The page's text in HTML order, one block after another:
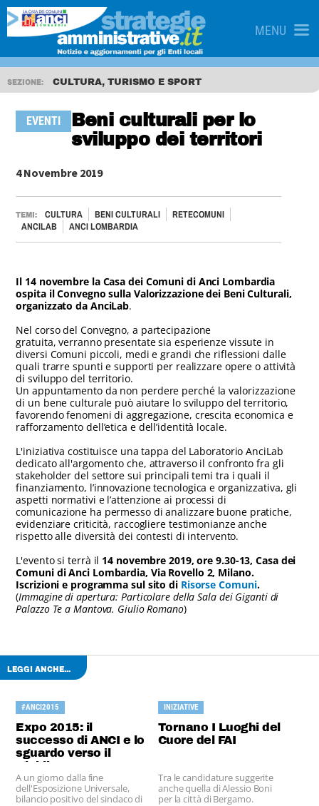
MENU
SEZIONE: CULTURA, TURISMO E SPORT
EVENTI
Beni culturali per lo
sviluppo dei territori
4 Novembre 2019
TEMI: CULTURA BENI CULTURALI
RETECOMUNI
ANCILAB
ANCI LOMBARDIA
Il 14 novembre la Casa dei Comuni di Anci Lombardia
ospita il Convegno sulla Valorizzazione dei Beni Culturali,
organizzato da AnciLab.
Nel corso del Convegno, a partecipazione
gratuita, verranno presentate sia esperienze vissute in
diversi Comuni piccoli, medi e grandi che riflessioni dalle
quali trarre spunti e supporti per realizzare opere o attività
di sviluppo del territorio.
Un appuntamento da non perdere perché la valorizzazione
di un bene culturale può aiutare lo sviluppo del territorio,
favorendo fenomeni di aggregazione, crescita economica e
rafforzamento dell’etica e dell’identità locale.
L'iniziativa costituisce una tappa del Laboratorio AnciLab
dedicato all'argomento che, attraverso il confronto fra gli
stakeholder del settore sui principali temi tra i quali il
finanziamento, l’innovazione tecnologica e organizzativa, gli
aspetti normativi e l’attenzione ai processi di
comunicazione ha permesso di analizzare buone pratiche,
evidenziare criticità, raccogliere testimonianze anche
rispetto alle diversità dei contesti di intervento.
L'evento si terrà il 14 novembre 2019, ore 9.30-13, Casa dei
Comuni di Anci Lombardia, Via Rovello 2, Milano.
Iscrizioni e programma sul sito di Risorse Comuni.
(Immagine di apertura: Particolare della Sala dei Giganti di
Palazzo Te a Mantova. Giulio Romano)
LEGGI ANCHE...
#ANCI2015
Expo 2015: il
successo di ANCI e lo
sguardo verso il
Giubileo
A un giorno dalla fine
dell'Esposizione Universale,
bilancio positivo del sindaco di
INIZIATIVE
Tornano I Luoghi del
Cuore del FAI
Tra le candidature suggerite
anche quella di Alessio Boni
per la città di Bergamo.